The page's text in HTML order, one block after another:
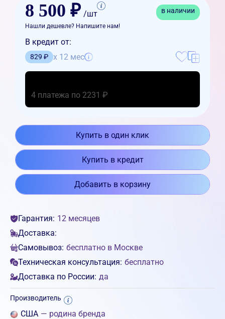
8 500 ₽ /шт в наличии
Нашли дешевле? Напишите нам!
В кредит от:
829 ₽ x 12 мес
4 платежа по 2231 ₽
Купить в один клик
Купить в кредит
Добавить в корзину
Гарантия: 12 месяцев
Доставка:
Самовывоз: бесплатно в Москве
Техническая консультация: бесплатно
Доставка по России: да
Производитель
США — родина бренда